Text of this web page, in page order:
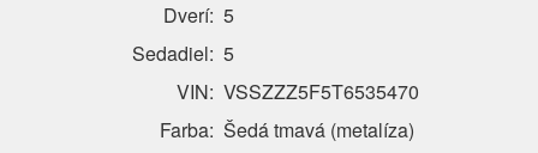
Dverí: 5
Sedadiel: 5
VIN: VSSZZZ5F5T6535470
Farba: Šedá tmavá (metalíza)